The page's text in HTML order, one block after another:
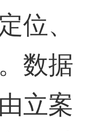
位、
数据
立案